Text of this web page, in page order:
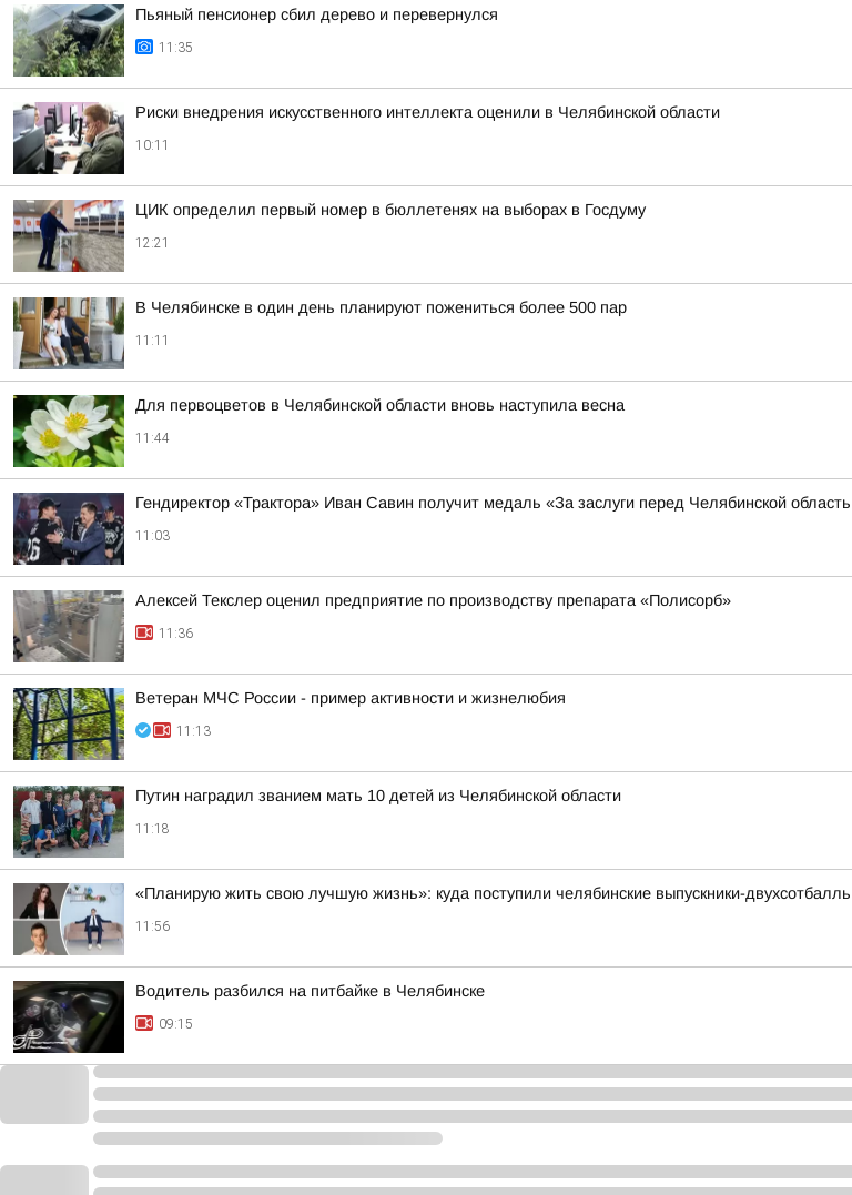
Пьяный пенсионер сбил дерево и перевернулся
11:35
Риски внедрения искусственного интеллекта оценили в Челябинской области
10:11
ЦИК определил первый номер в бюллетенях на выборах в Госдуму
12:21
В Челябинске в один день планируют пожениться более 500 пар
11:11
Для первоцветов в Челябинской области вновь наступила весна
11:44
Гендиректор «Трактора» Иван Савин получит медаль «За заслуги перед Челябинской
11:03
Алексей Текслер оценил предприятие по производству препарата «Полисорб»
11:36
Ветеран МЧС России - пример активности и жизнелюбия
11:13
Путин наградил званием мать 10 детей из Челябинской области
11:18
«Планирую жить свою лучшую жизнь»: куда поступили челябинские выпускники-
11:56
Водитель разбился на питбайке в Челябинске
09:15